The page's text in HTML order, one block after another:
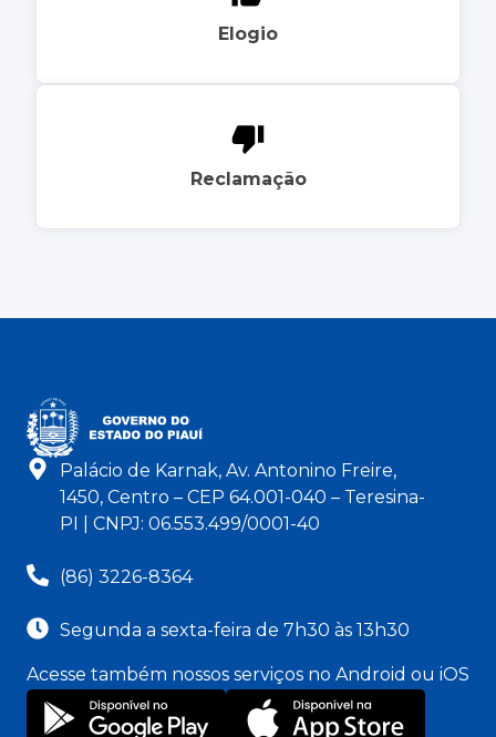
Elogio
Reclamação
Palácio de Karnak, Av. Antonino Freire,
1450, Centro – CEP 64.001-040 – Teresina-
PI | CNPJ: 06.553.499/0001-40
(86) 3226-8364
Segunda a sexta-feira de 7h30 às 13h30
Acesse também nossos serviços no Android ou iOS